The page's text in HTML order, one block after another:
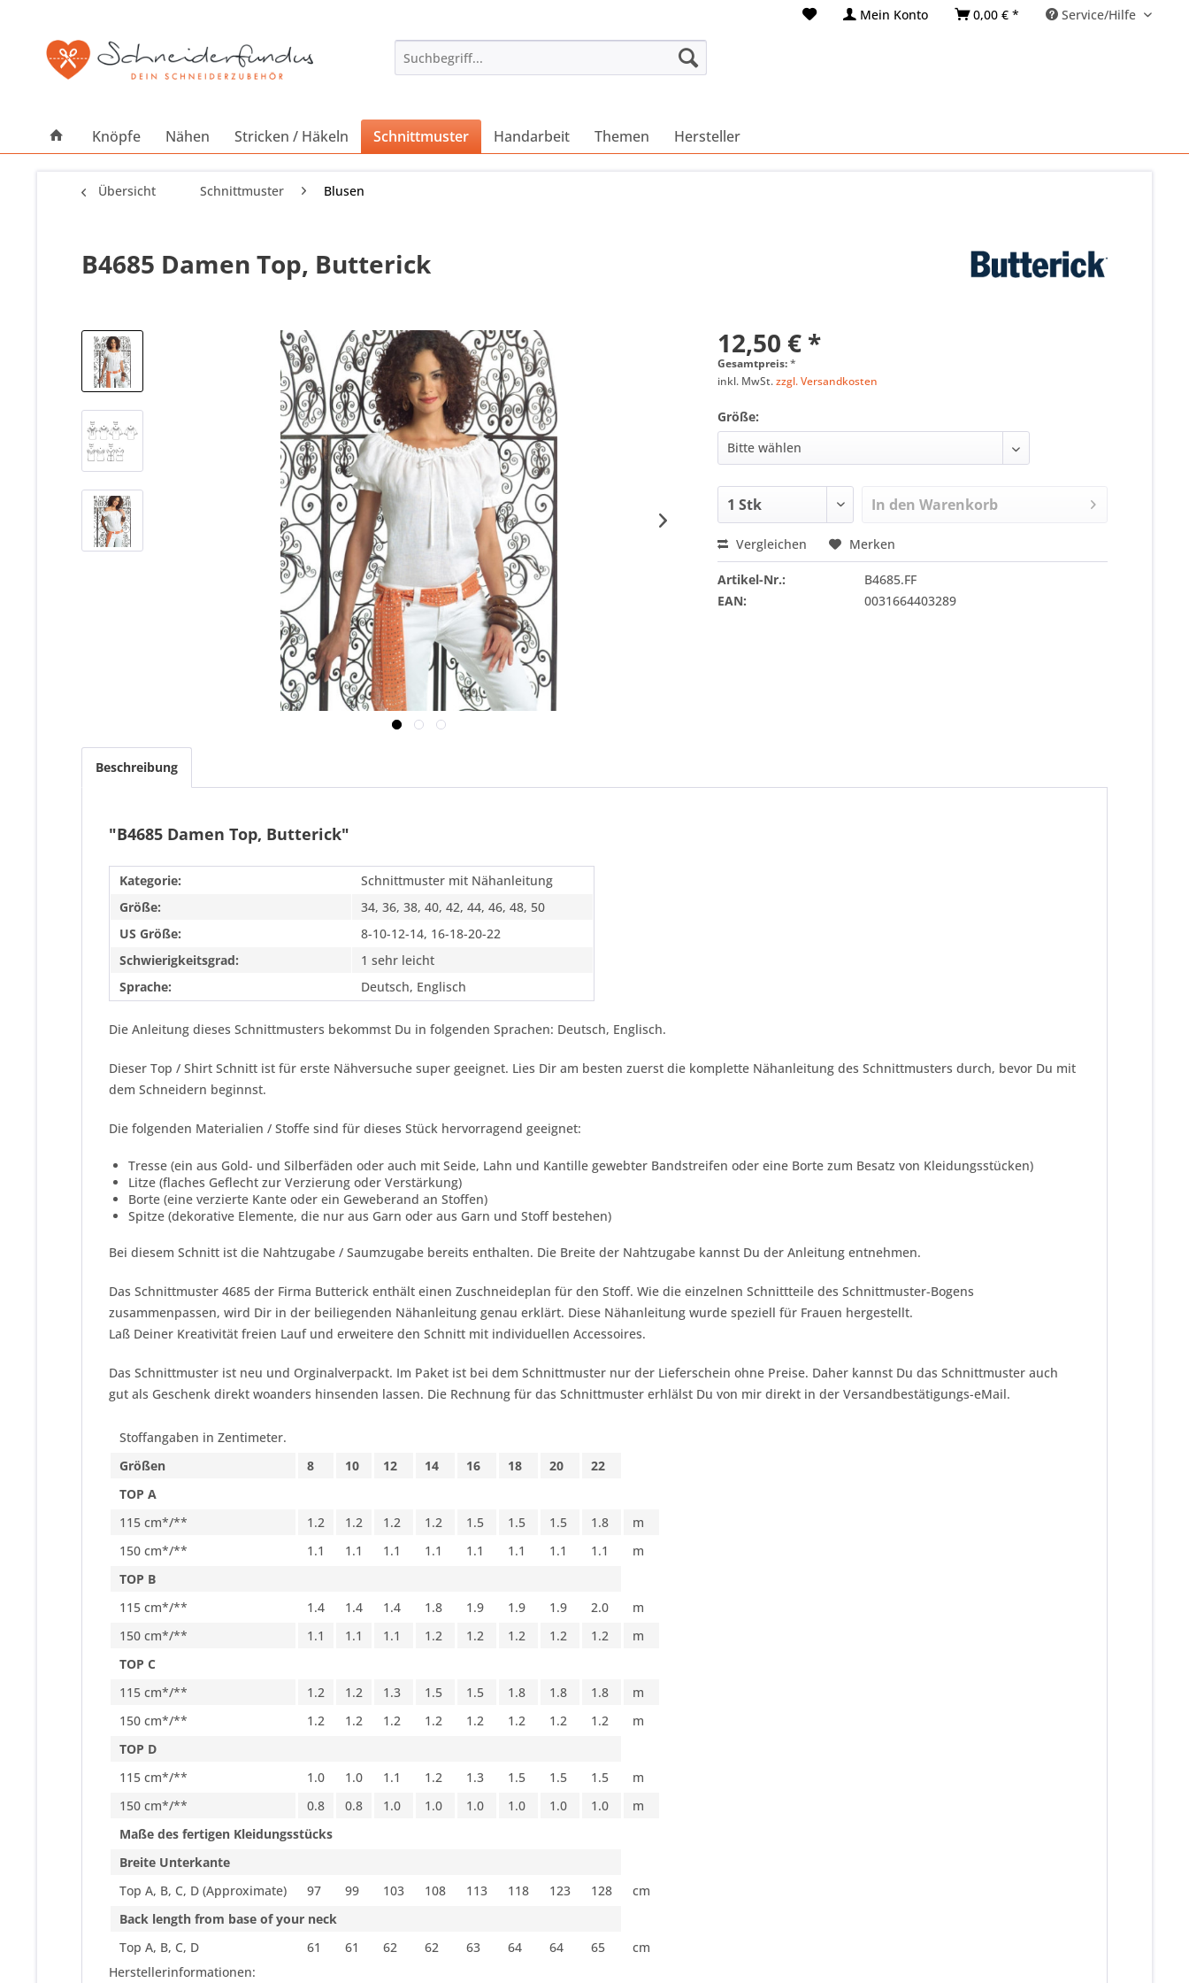
Mein Konto 0,00 € * Service/Hilfe
Knöpfe Nähen Stricken / Häkeln Schnittmuster Handarbeit Themen Hersteller
Übersicht Schnittmuster Blusen
B4685 Damen Top, Butterick
12,50 € *
Gesamtpreis:*
inkl. MwSt.zzgl. Versandkosten
Größe:
In den Warenkorb
Vergleichen Merken
Artikel-Nr.:
B4685.FF
EAN:
0031664403289
Beschreibung
"B4685 Damen Top, Butterick"
Kategorie:
Schnittmuster mit Nähanleitung
Größe:
34, 36, 38, 40, 42, 44, 46, 48, 50
US Größe:
8-10-12-14, 16-18-20-22
Schwierigkeitsgrad:
1 sehr leicht
Sprache:
Deutsch, Englisch
Die Anleitung dieses Schnittmusters bekommst Du in folgenden Sprachen: Deutsch, Englisch.
Dieser Top / Shirt Schnitt ist für erste Nähversuche super geeignet. Lies Dir am besten zuerst die komplette Nähanleitung des Schnittmusters durch, bevor Du mit
dem Schneidern beginnst.
Die folgenden Materialien / Stoffe sind für dieses Stück hervorragend geeignet:
Tresse (ein aus Gold- und Silberfäden oder auch mit Seide, Lahn und Kantille gewebter Bandstreifen oder eine Borte zum Besatz von Kleidungsstücken)
Litze (flaches Geflecht zur Verzierung oder Verstärkung)
Borte (eine verzierte Kante oder ein Geweberand an Stoffen)
Spitze (dekorative Elemente, die nur aus Garn oder aus Garn und Stoff bestehen)
Bei diesem Schnitt ist die Nahtzugabe / Saumzugabe bereits enthalten. Die Breite der Nahtzugabe kannst Du der Anleitung entnehmen.
Das Schnittmuster 4685 der Firma Butterick enthält einen Zuschneideplan für den Stoff. Wie die einzelnen Schnittteile des Schnittmuster-Bogens
zusammenpassen, wird Dir in der beiliegenden Nähanleitung genau erklärt. Diese Nähanleitung wurde speziell für Frauen hergestellt.
Laß Deiner Kreativität freien Lauf und erweitere den Schnitt mit individuellen Accessoires.
Das Schnittmuster ist neu und Orginalverpackt. Im Paket ist bei dem Schnittmuster nur der Lieferschein ohne Preise. Daher kannst Du das Schnittmuster auch
gut als Geschenk direkt woanders hinsenden lassen. Die Rechnung für das Schnittmuster erhlälst Du von mir direkt in der Versandbestätigungs-eMail.
Stoffangaben in Zentimeter.
Größen
8 10 12 14 16 18 20
22
TOP A
115 cm*/**
1.2 1.2 1.2 1.2 1.5 1.5 1.5 1.8
m
150 cm*/**
1.1 1.1 1.1 1.1 1.1 1.1 1.1 1.1
m
TOP B
115 cm*/**
1.4 1.4 1.4 1.8 1.9 1.9 1.9 2.0
m
150 cm*/**
1.1 1.1 1.1 1.2 1.2 1.2 1.2 1.2
m
TOP C
115 cm*/**
1.2 1.2 1.3 1.5 1.5 1.8 1.8 1.8
m
150 cm*/**
1.2 1.2 1.2 1.2 1.2 1.2 1.2 1.2
m
TOP D
115 cm*/**
1.0 1.0 1.1 1.2 1.3 1.5 1.5 1.5
m
150 cm*/**
0.8 0.8 1.0 1.0 1.0 1.0 1.0 1.0
m
Maße des fertigen Kleidungsstücks
Breite Unterkante
Top A, B, C, D (Approximate)
97 99 103 108 113 118 123 128
cm
Back length from base of your neck
Top A, B, C, D
61 61 62 62 63 64 64 65
cm
Herstellerinformationen: